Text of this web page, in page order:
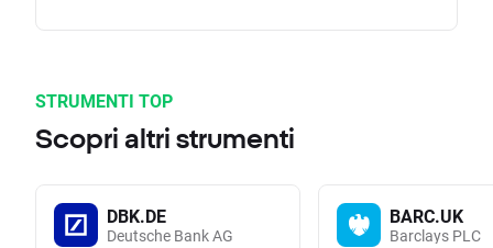
STRUMENTI TOP
Scopri altri strumenti
DBK.DE
Deutsche Bank AG
BARC.UK
Barclays PLC